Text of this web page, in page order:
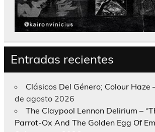
Entradas recientes
Clásicos Del Género; Colour Haze
de agosto 2026
The Claypool Lennon Delirium –
Parrot-Ox And The Golden Egg Of